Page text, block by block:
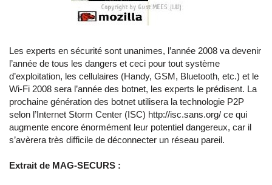
Les experts en sécurité sont unanimes, l’année 2008 va devenir
l’année de tous les dangers et ceci pour tout système
d’exploitation, les cellulaires (Handy, GSM, Bluetooth, etc.) et le
Wi-Fi 2008 sera l’année des botnet, les experts le prédisent. La
prochaine génération des botnet utilisera la technologie P2P
selon l’Internet Storm Center (ISC) http://isc.sans.org/ ce qui
augmente encore énormément leur potentiel dangereux, car il
s’avèrera très difficile de déconnecter un réseau pareil.
Extrait de MAG-SECURS :